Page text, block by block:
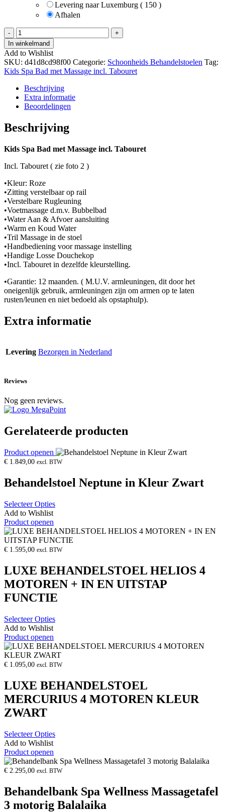
Levering naar Luxemburg ( 150 )
Afhalen
-
Kids
Spa
Bad
met
Massage
incl.
Tabouret
hoeveelheid
+
In winkelmand
Add to Wishlist
SKU: d41d8cd98f00 Categorie: Schoonheids Behandelstoelen Tag:
Kids Spa Bad met Massage incl. Tabouret
Beschrijving
Extra informatie
Beoordelingen
Beschrijving
Kids Spa Bad met Massage incl. Tabouret
Incl. Tabouret ( zie foto 2 )
•Kleur: Roze
•Zitting verstelbaar op rail
•Verstelbare Rugleuning
•Voetmassage d.m.v. Bubbelbad
•Water Aan & Afvoer aansluiting
•Warm en Koud Water
•Tril Massage in de stoel
•Handbediening voor massage instelling
•Handige Losse Douchekop
•Incl. Tabouret in dezelfde kleurstelling.
•Garantie: 12 maanden. ( M.U.V. armleuningen, dit door het
oneigenlijk gebruik, armleuningen zijn om armen op te laten
rusten/leunen en niet bedoeld als opstaphulp).
Extra informatie
Levering Bezorgen in Nederland
Reviews
Nog geen reviews.
Gerelateerde producten
Product openen
€ 1.849,00 excl. BTW
Behandelstoel Neptune in Kleur Zwart
Selecteer Opties
Add to Wishlist
Product openen
€ 1.595,00 excl. BTW
LUXE BEHANDELSTOEL HELIOS 4
MOTOREN + IN EN UITSTAP
FUNCTIE
Selecteer Opties
Add to Wishlist
Product openen
€ 1.095,00 excl. BTW
LUXE BEHANDELSTOEL
MERCURIUS 4 MOTOREN KLEUR
ZWART
Selecteer Opties
Add to Wishlist
Product openen
€ 2.295,00 excl. BTW
Behandelbank Spa Wellness Massagetafel
3 motorig Balalaika